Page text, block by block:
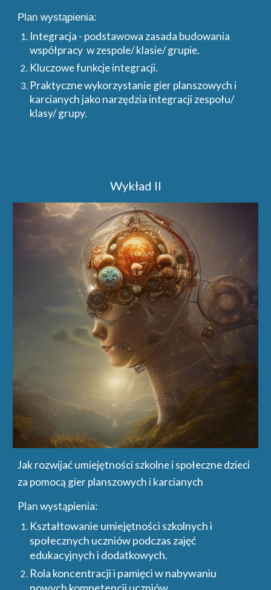
Plan wystąpienia:
Integracja - podstawowa zasada budowania
współpracy w zespole/ klasie/ grupie.
Kluczowe funkcje integracji.
Praktyczne wykorzystanie gier planszowych i
karcianych jako narzędzia integracji zespołu/
klasy/ grupy.
Wykład II
Jak rozwijać umiejętności szkolne i społeczne dzieci
za pomocą gier planszowych i karcianych
Plan wystąpienia:
Kształtowanie umiejętności szkolnych i
społecznych uczniów podczas zajęć
edukacyjnych i dodatkowych.
Rola koncentracji i pamięci w nabywaniu